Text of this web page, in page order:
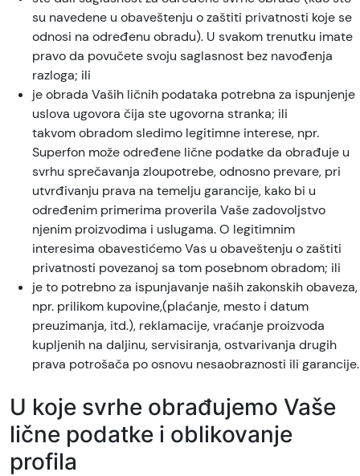
su navedene u obaveštenju o zaštiti privatnosti koje se
odnosi na određenu obradu). U svakom trenutku imate
pravo da povučete svoju saglasnost bez navođenja
razloga; ili
je obrada Vaših ličnih podataka potrebna za ispunjenje
uslova ugovora čija ste ugovorna stranka; ili
takvom obradom sledimo legitimne interese, npr.
Superfon može određene lične podatke da obrađuje u
svrhu sprečavanja zloupotrebe, odnosno prevare, pri
utvrđivanju prava na temelju garancije, kako bi u
određenim primerima proverila Vaše zadovoljstvo
njenim proizvodima i uslugama. O legitimnim
interesima obavestićemo Vas u obaveštenju o zaštiti
privatnosti povezanoj sa tom posebnom obradom; ili
je to potrebno za ispunjavanje naših zakonskih obaveza,
npr. prilikom kupovine,(plaćanje, mesto i datum
preuzimanja, itd.), reklamacije, vraćanje proizvoda
kupljenih na daljinu, servisiranja, ostvarivanja drugih
prava potrošača po osnovu nesaobraznosti ili garancije.
U koje svrhe obrađujemo Vaše
lične podatke i oblikovanje
profila